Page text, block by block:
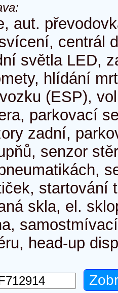
aut.
centrál
světla LED,
hlídání
(ESP),
parkovací
zadní,
senzor
startování
skla, el.
head-up